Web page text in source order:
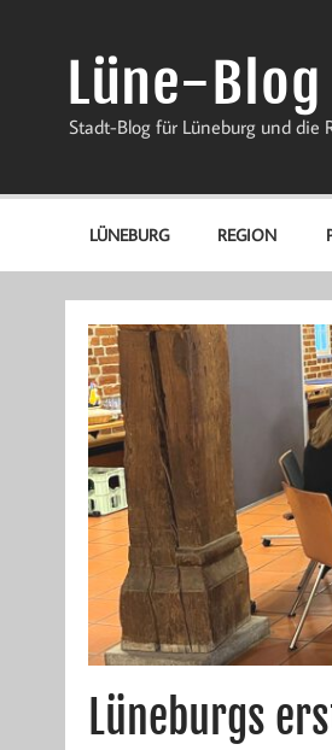
Lüne-Blog
Stadt-Blog für Lüneburg und die
LÜNEBURG REGION
Lüneburgs